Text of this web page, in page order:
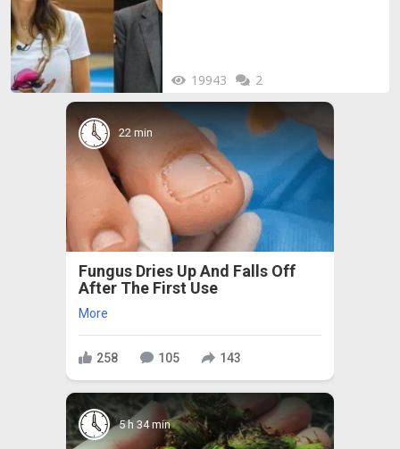
19943 2
22 min
Fungus Dries Up And Falls Off
After The First Use
More
258 105 143
5 h 34 min